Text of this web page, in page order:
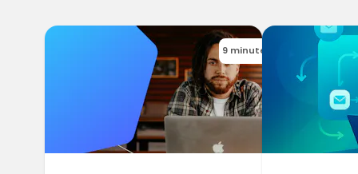
9 minutes